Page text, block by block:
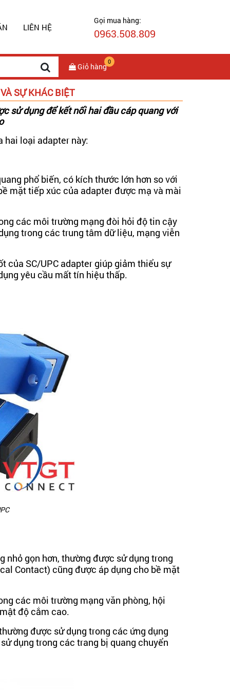
LIÊN HỆ
Gọi mua hàng:
0963.508.809
Giỏ hàng
0
SỰ KHÁC BIỆT
sử dụng để kết nối hai đầu cáp quang với
hai loại adapter này:
phổ biến, có kích thước lớn hơn so với
mặt tiếp xúc của adapter được mạ và mài
các môi trường mạng đòi hỏi độ tin cậy
trong các trung tâm dữ liệu, mạng viễn
của SC/UPC adapter giúp giảm thiểu sự
yêu cầu mất tín hiệu thấp.
gọn hơn, thường được sử dụng trong
Contact) cũng được áp dụng cho bề mặt
các môi trường mạng văn phòng, hội
độ cắm cao.
được sử dụng trong các ứng dụng
dụng trong các trang bị quang chuyển